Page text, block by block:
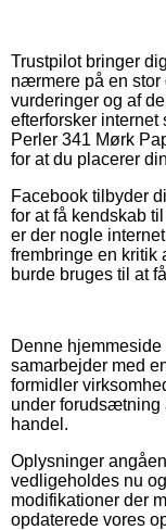
Trustpilot bringer
nærmere på en
vurderinger og af
efterforsker
Perler 341 Mørk
for at du placerer
Facebook tilbyder
for at få kendskab
er der nogle
frembringe en kritik
burde bruges til at
Denne
samarbejder med
formidler
under forudsætning
handel.
Oplysninger
vedligeholdes nu
modifikationer der
opdaterede vores